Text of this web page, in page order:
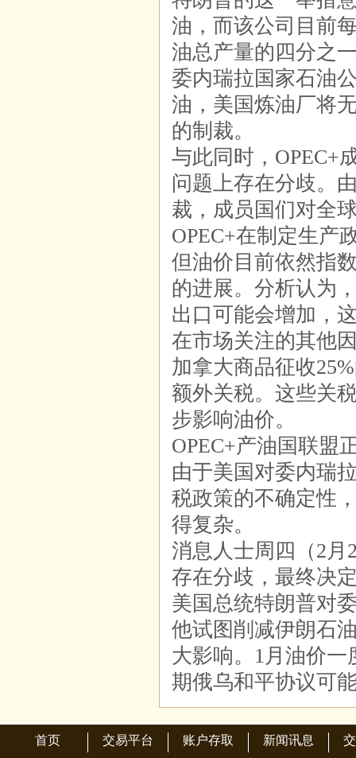
油，而该公司目前
油总产量的四分之
委内瑞拉国家石油
油，美国炼油厂将
的制裁。
与此同时，OPEC+
问题上存在分歧。
裁，成员国们对全
OPEC+在制定生产
但油价目前依然指
的进展。分析认为
出口可能会增加，
在市场关注的其他
加拿大商品征收
额外关税。这些关
步影响油价。
OPEC+产油国联盟
由于美国对委内瑞
税政策的不确定性
得复杂。
消息人士周四（2月
存在分歧，最终决
美国总统特朗普对
他试图削减伊朗石
大影响。1月油价
期俄乌和平协议可
首页 交易平台 账户存取 新闻讯息